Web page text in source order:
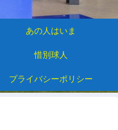
あの人はいま
惜別球人
プライバシーポリシー